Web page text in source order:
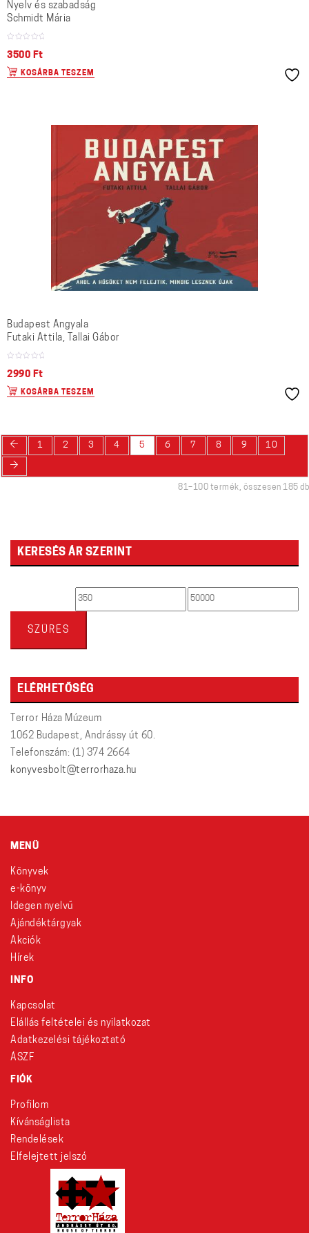
Nyelv és szabadság
Schmidt Mária
3500 Ft
KOSÁRBA TESZEM
Budapest Angyala
Futaki Attila, Tallai Gábor
2990 Ft
KOSÁRBA TESZEM
← 1 2 3 4 5 6 7 8 9 10
→
81–100 termék, összesen 185 db
KERESÉS ÁR SZERINT
Min Max
SZŰRÉS
ELÉRHETŐSÉG
Terror Háza Múzeum
1062 Budapest, Andrássy út 60.
Telefonszám: (1) 374 2664
konyvesbolt@terrorhaza.hu
MENÜ
Könyvek
e-könyv
Idegen nyelvű
Ajándéktárgyak
Akciók
Hírek
INFO
Kapcsolat
Elállás feltételei és nyilatkozat
Adatkezelési tájékoztató
ÁSZF
FIÓK
Profilom
Kívánságlista
Rendelések
Elfelejtett jelszó